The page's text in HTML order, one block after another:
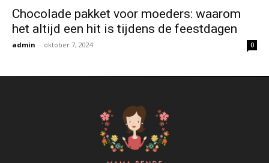
Chocolade pakket voor moeders: waarom
het altijd een hit is tijdens de feestdagen
admin - oktober 7, 2024 0